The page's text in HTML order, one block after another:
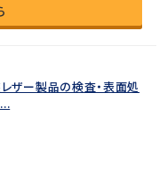
ザー製品の検査・表面処